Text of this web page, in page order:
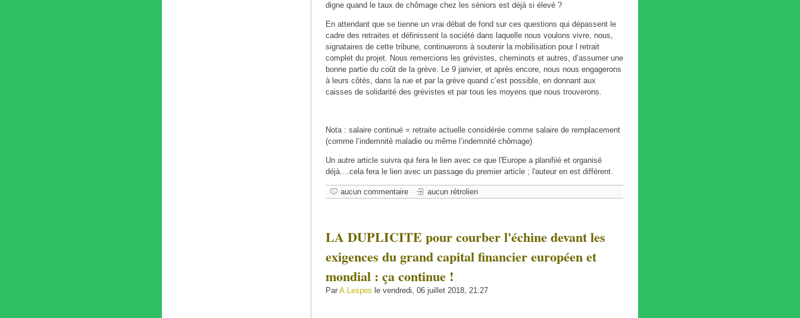
digne quand le taux de chômage chez les séniors est déjà si élevé ?
En attendant que se tienne un vrai débat de fond sur ces questions qui dépassent le
cadre des retraites et définissent la société dans laquelle nous voulons vivre, nous,
signataires de cette tribune, continuerons à soutenir la mobilisation pour l retrait
complet du projet. Nous remercions les grévistes, cheminots et autres, d’assumer une
bonne partie du coût de la grève. Le 9 janvier, et après encore, nous nous engagerons
à leurs côtés, dans la rue et par la grève quand c’est possible, en donnant aux
caisses de solidarité des grévistes et par tous les moyens que nous trouverons.
Nota : salaire continué = retraite actuelle considérée comme salaire de remplacement
(comme l’indemnité maladie ou même l’indemnité chômage)
Un autre article suivra qui fera le lien avec ce que l'Europe a planifiié et organisé
déjà....cela fera le lien avec un passage du premier article ; l'auteur en est différent.
aucun commentaire aucun rétrolien
LA DUPLICITE pour courber l'échine devant les
exigences du grand capital financier européen et
mondial : ça continue !
Par A.Lespes le vendredi, 06 juillet 2018, 21:27